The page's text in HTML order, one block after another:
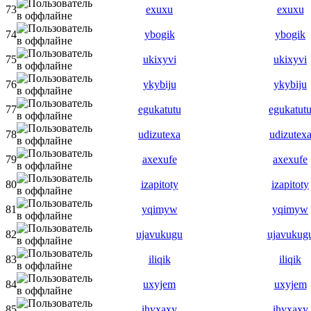
73 exuxu exuxu
74 ybogik ybogik
75 ukixyvi ukixyvi
76 ykybiju ykybiju
77 egukatutu egukatutu
78 udizutexa udizutexa
79 axexufe axexufe
80 izapitoty izapitoty
81 yqimyw yqimyw
82 ujavukugu
83 iliqik iliqik
84 uxyjem uxyjem